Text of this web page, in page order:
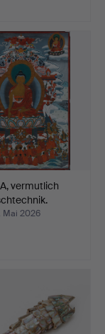
vermutlich
Mai 2026